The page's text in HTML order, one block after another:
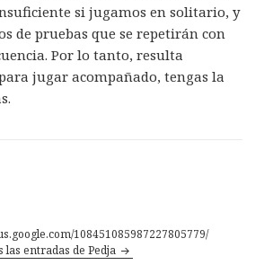
si jugamos en solitario, y
de pruebas que se repetirán con
Por lo tanto, resulta
jugar acompañado, tengas la
108451085987227805779/
las entradas de Pedja